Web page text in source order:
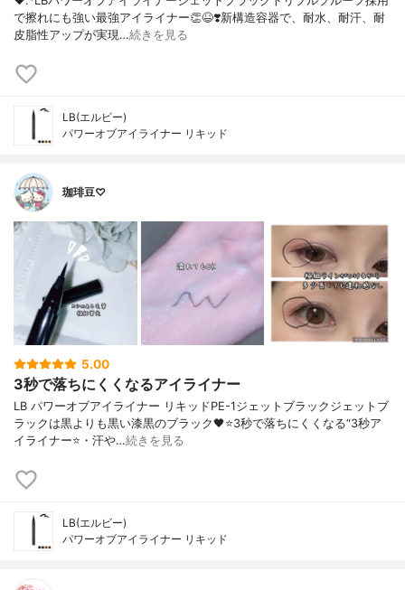
で擦れにも強い最強アイライナー👏😆❣️⁡新構造容器で、耐水、耐汗、耐
皮脂性アップが実現…続きを見る
LB(エルビー)
パワーオブアイライナー リキッド
珈琲豆♡
5.00
3秒で落ちにくくなるアイライナー
LB パワーオブアイライナー リキッドPE-1ジェットブラックジェットブ
ラックは黒よりも黒い漆黒のブラック🖤⭐️3秒で落ちにくくなる“3秒ア
イライナー⭐️・汗や…続きを見る
LB(エルビー)
パワーオブアイライナー リキッド